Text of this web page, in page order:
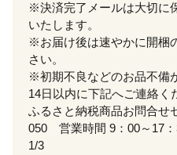
※決済完了メールは大切に
いたします。
※お届け後は速やかに開梱
さい。
※初期不良などのお品不備
14日以内に下記へご連絡く
ふるさと納税商品お問合
050 営業時間 9：00～17：
1/3